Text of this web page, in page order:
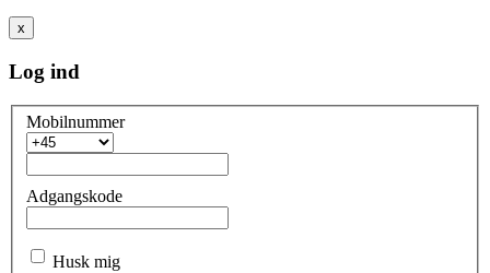
x
Log ind
Mobilnummer
Adgangskode
Husk mig